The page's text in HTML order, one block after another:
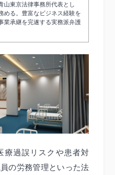
山東京法律事務所代表とし
める。豊富なビジネス経験を
業承継を完遂する実務派弁護
療過誤リスクや患者対
の労務管理といった法